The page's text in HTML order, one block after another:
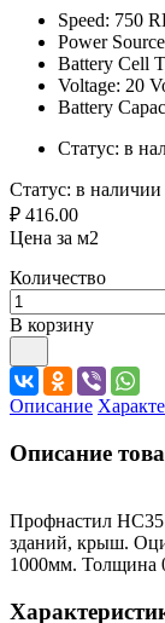
Speed: 750
Power
Battery Cell
Voltage: 20
Battery
Статус: в
Статус: в наличии
₽ 416.00
Цена за м2
Количество
В корзину
Описание
Описание
Профнастил HС35
зданий, крыш.
1000мм. Толщина